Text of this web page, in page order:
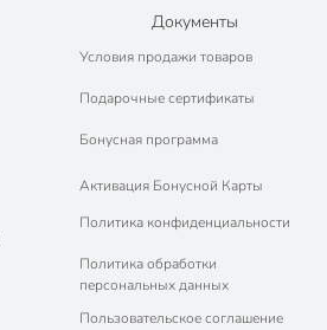
Документы
Условия продажи товаров
Подарочные сертификаты
Бонусная программа
Активация Бонусной Карты
Политика конфиденциальности
Политика обработки
персональных данных
Пользовательское соглашение